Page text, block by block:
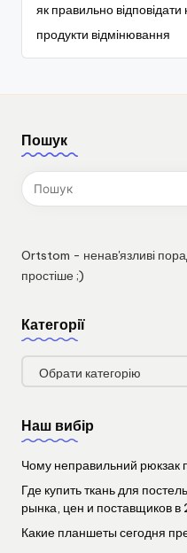
як правильно відповідати
продукти відмінювання
Пошук
Ortstom - ненав'язливі
простіше ;)
Категорії
Категорії
Наш вибір
Чому неправильний рюкзак
Где купить ткань для
рынка, цен и поставщиков в
Какие планшеты сегодня